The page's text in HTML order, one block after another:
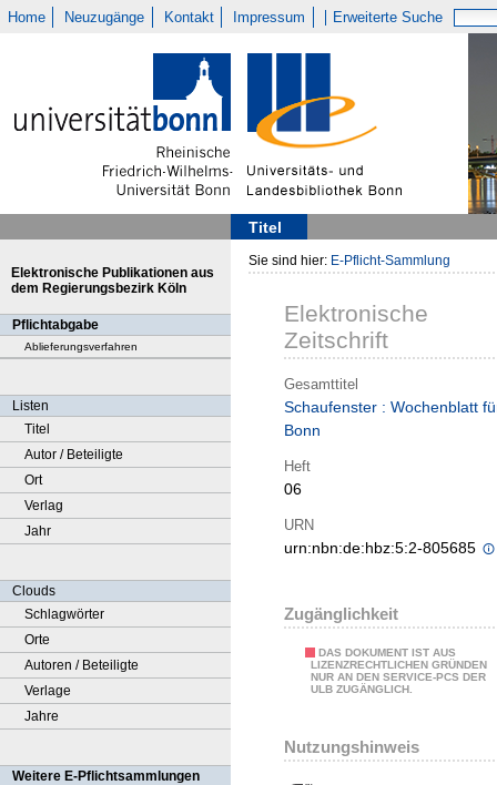
Home Neuzugänge Kontakt Impressum Erweiterte Suche
Titel
Elektronische Publikationen aus
dem Regierungsbezirk Köln
Pflichtabgabe
Ablieferungsverfahren
Listen
Titel
Autor / Beteiligte
Ort
Verlag
Jahr
Clouds
Schlagwörter
Orte
Autoren / Beteiligte
Verlage
Jahre
Weitere E-Pflichtsammlungen
Sie sind hier: E-Pflicht-Sammlung
Elektronische
Zeitschrift
Gesamttitel
Schaufenster : Wochenblatt
Bonn
Heft
06
URN
urn:nbn:de:hbz:5:2-805685
Zugänglichkeit
DAS DOKUMENT IST AUS
LIZENZRECHTLICHEN GRÜNDEN
NUR AN DEN SERVICE-PCS DER
ULB ZUGÄNGLICH.
Nutzungshinweis